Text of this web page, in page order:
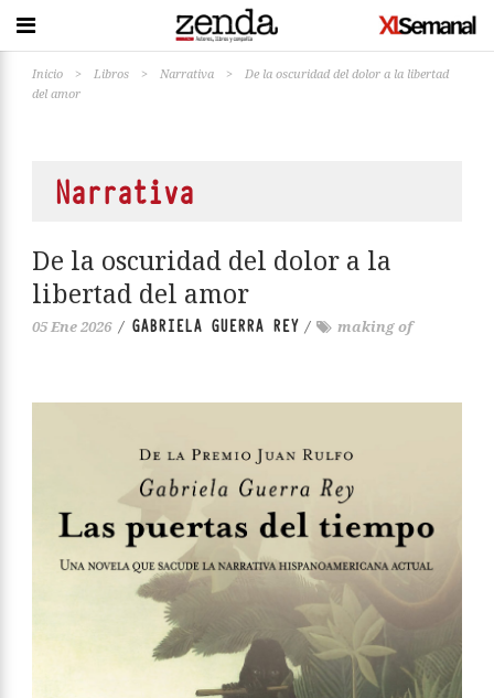
Inicio > Libros > Narrativa >
De la oscuridad del dolor a la libertad
del amor
Narrativa
De la oscuridad del dolor a la
libertad del amor
05 Ene 2026 / GABRIELA GUERRA REY / making of